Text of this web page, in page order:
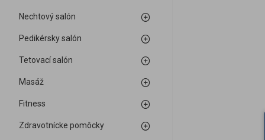
Nechtový salón
Pedikérsky salón
Tetovací salón
Masáž
Fitness
Zdravotnícke pomôcky